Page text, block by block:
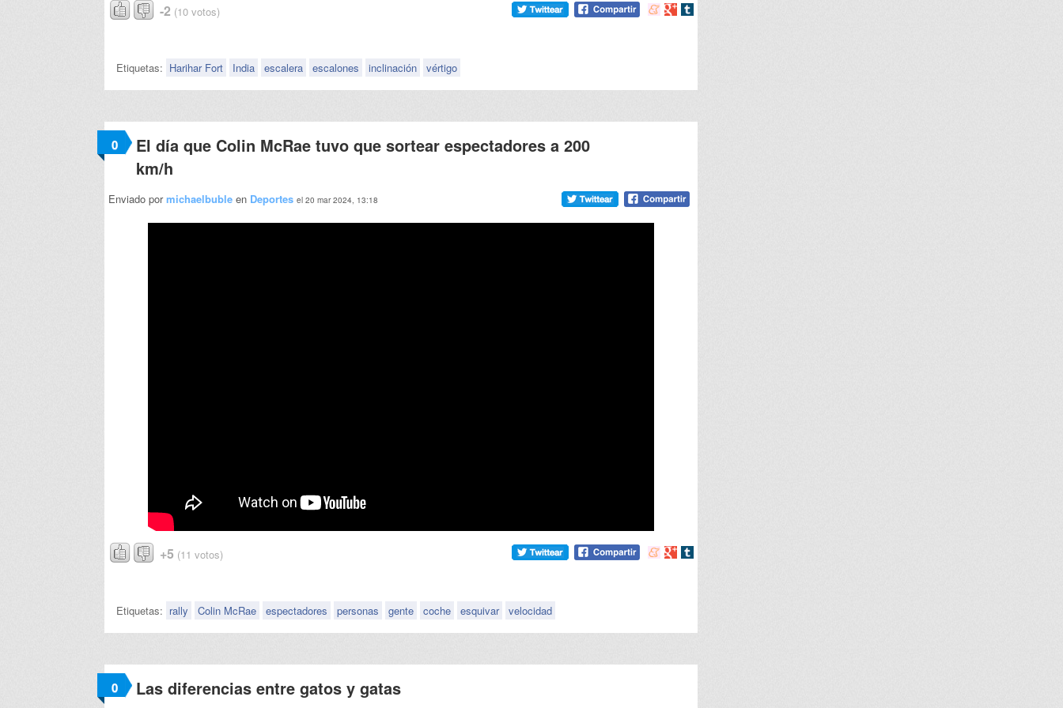
-2 (10 votos)
Compartir
Compartir
Compartir
Etiquetas: Harihar Fort India escalera escalones inclinación vértigo
0
El día que Colin McRae tuvo que sortear espectadores a 200
km/h
Enviado pormichaelbuble en Deportes el 20 mar 2024, 13:18
+5 (11 votos)
Compartir
Compartir
Compartir
Etiquetas: rally Colin McRae espectadores personas gente coche esquivar velocidad
0 Las diferencias entre gatos y gatas